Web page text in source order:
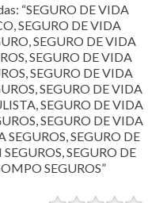
“SEGURO DE VIDA
SEGURO DE VIDA
SEGURO DE VIDA
SEGURO DE VIDA
SEGURO DE VIDA
SEGURO DE VIDA
SEGURO DE VIDA
SEGURO DE VIDA
SEGURO DE
SEGURO DE
SEGUROS”